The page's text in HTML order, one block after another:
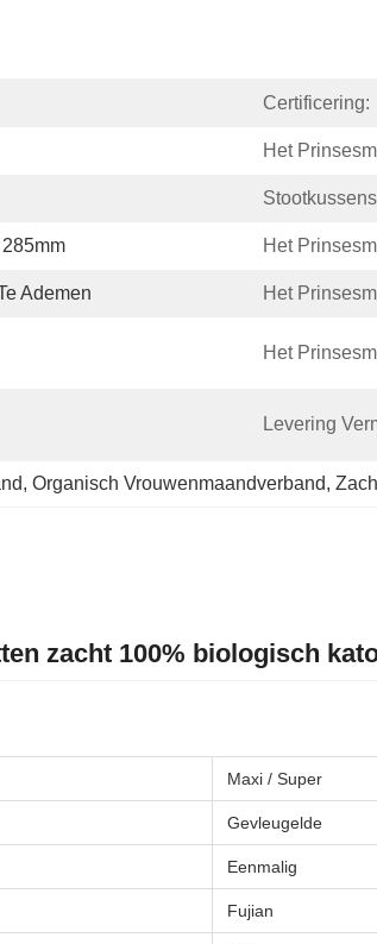
Certificering:
Het
285mm Het
Ademen Het
Het
Levering
, Organisch Vrouwenmaandverband,
zacht 100% biologisch
Maxi / Super
Gevleugelde
Eenmalig
Fujian